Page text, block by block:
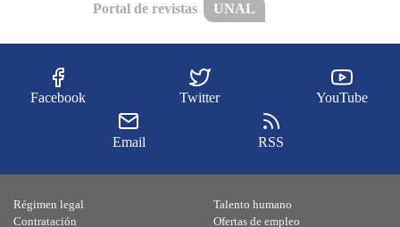
Portal de revistas UNAL
Facebook Twitter YouTube
Email RSS
Régimen legal
Contratación
Talento humano
Ofertas de empleo